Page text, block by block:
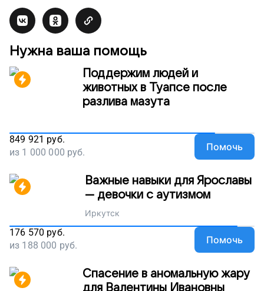
Нужна ваша помощь
Поддержим людей и
животных в Туапсе после
разлива мазута
849 921 руб.
из 1 000 000 руб. Помочь
Важные навыки для Ярославы
— девочки с аутизмом
Иркутск
176 570 руб.
из 188 000 руб. Помочь
Спасение в аномальную жару
для Валентины Ивановны